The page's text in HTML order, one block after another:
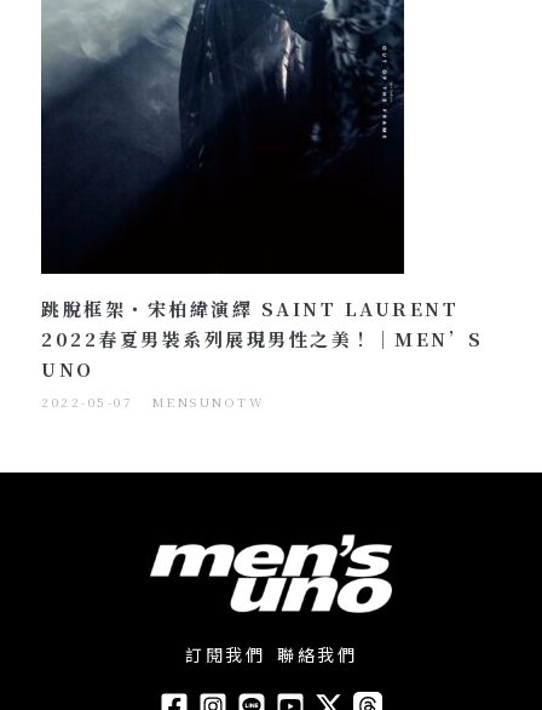
跳脫框架・宋柏緯演繹 SAINT LAURENT
2022春夏男裝系列展現男性之美！｜MEN’S
UNO
2022-05-07 MENSUNOTW
訂閱我們 聯絡我們